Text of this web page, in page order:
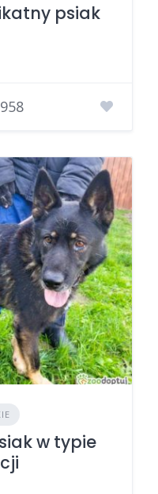
psiak
w typie